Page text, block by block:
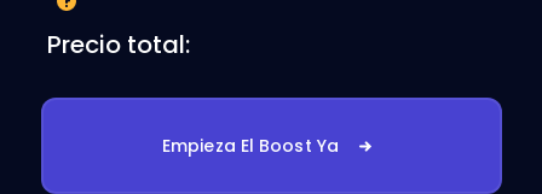
Precio total:
Empieza El Boost Ya